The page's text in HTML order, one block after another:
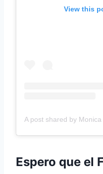
View this
Espero que el